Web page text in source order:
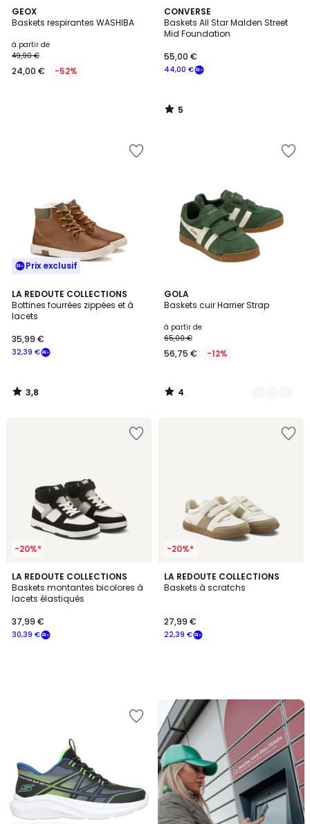
GEOX
Baskets respirantes WASHIBA
à partir de
49,90 €
24,00 € -52%
CONVERSE
Baskets All Star Malden Street
Mid Foundation
44,00 €
55,00 €
5
/
5
5
/
Prix exclusif
LA REDOUTE COLLECTIONS
Bottines fourrées zippées et à
lacets
32,39 €
35,99 €
3,8
/ 5
3,8
/
GOLA
Baskets cuir Harrier Strap
à partir de
65,00 €
56,75 € -12%
4
/
5
Couleurs
4
/
-20%*
LA REDOUTE COLLECTIONS
Baskets montantes bicolores à
lacets élastiqués
30,39 €
37,99 €
-20%*
LA REDOUTE COLLECTIONS
Baskets à scratchs
22,39 €
27,99 €
Nouveau
Livraison
en
Locker
Mondial
Relay